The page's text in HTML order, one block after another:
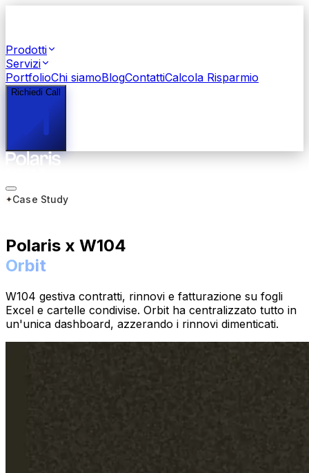
Prodotti
Servizi
PortfolioChi siamoBlogContattiCalcola Risparmio
Richiedi Call
Case Study
Polaris x W104
Orbit
W104 gestiva contratti, rinnovi e fatturazione su fogli
Excel e cartelle condivise. Orbit ha centralizzato tutto in
un'unica dashboard, azzerando i rinnovi dimenticati.